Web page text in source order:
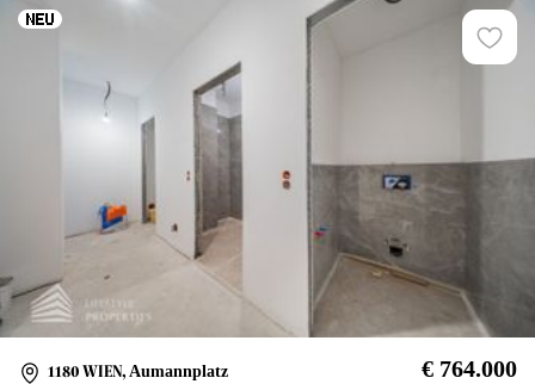
1180 WIEN, Aumannplatz € 764.000